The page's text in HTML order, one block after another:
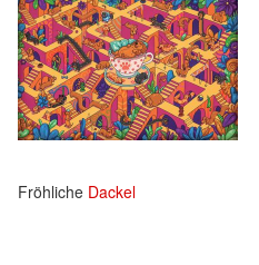
Fröhliche Dackel